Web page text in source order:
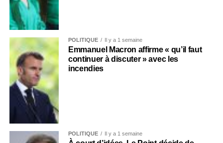
POLITIQUE Il y a 1 semaine
Emmanuel Macron affirme « qu’il faut
continuer à discuter » avec les
incendies
POLITIQUE Il y a 1 semaine